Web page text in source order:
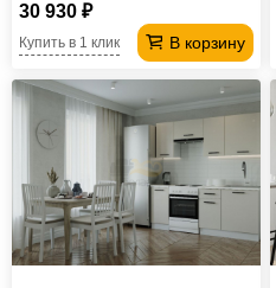
30 930 ₽
В корзину
Купить в 1 клик